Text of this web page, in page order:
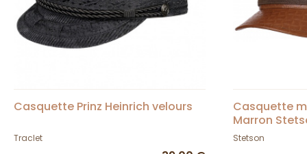
Casquette Prinz Heinrich velours
Traclet
Casquette
Marron
Stetson